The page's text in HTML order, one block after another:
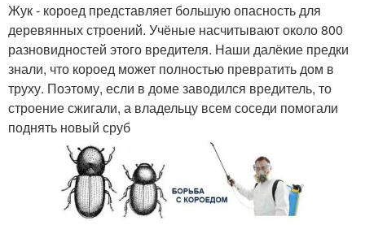
Жук - короед представляет большую опасность для
деревянных строений. Учёные насчитывают около 800
разновидностей этого вредителя. Наши далёкие предки
знали, что короед может полностью превратить дом в
труху. Поэтому, если в доме заводился вредитель, то
строение сжигали, а владельцу всем соседи помогали
поднять новый сруб